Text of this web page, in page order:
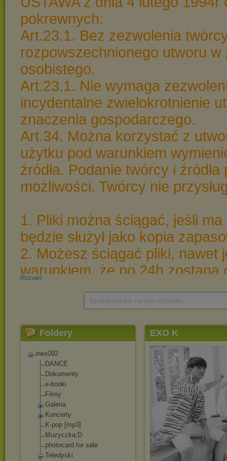
Rozwiń
Foldery
ines092
DANCE
Dokumenty
e-booki
Filmy
Galeria
Koncerty
K-pop [mp3]
Muzyczka;D
photocard for sale
Teledyski
EXO K